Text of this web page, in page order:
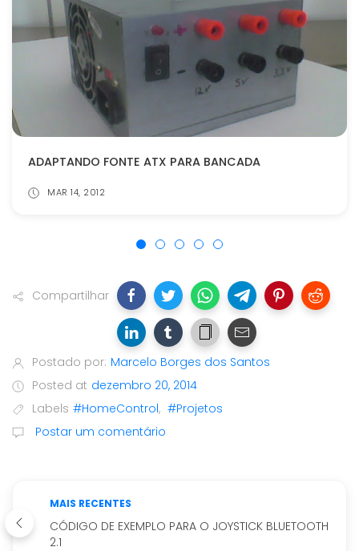
ADAPTANDO FONTE ATX PARA BANCADA
MAR 14, 2012
Compartilhar
Postado por: Marcelo Borges dos Santos
Posted at dezembro 20, 2014
Labels #HomeControl, #Projetos
Postar um comentário
MAIS RECENTES
CÓDIGO DE EXEMPLO PARA O JOYSTICK BLUETOOTH
2.1